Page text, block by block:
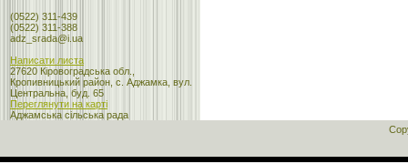
(0522) 311-439
(0522) 311-388
adz_srada@i.ua
Написати листа
27620 Кіровоградська обл.,
Кропивницький район, с. Аджамка, вул.
Центральна, буд. 65
Переглянути на карті
Аджамська сільська рада